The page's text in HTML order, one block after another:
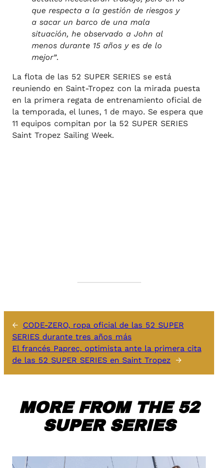
que respecta a la gestión de riesgos y
a sacar un barco de una mala
situación, he observado a John al
menos durante 15 años y es de lo
mejor”.
La flota de las 52 SUPER SERIES se está
reuniendo en Saint-Tropez con la mirada puesta
en la primera regata de entrenamiento oficial de
la temporada, el lunes, 1 de mayo. Se espera que
11 equipos compitan por la 52 SUPER SERIES
Saint Tropez Sailing Week.
← CODE-ZERO, ropa oficial de las 52 SUPER
SERIES durante tres años más
El francés Paprec, optimista ante la primera cita
de las 52 SUPER SERIES en Saint Tropez →
MORE FROM THE 52
SUPER SERIES